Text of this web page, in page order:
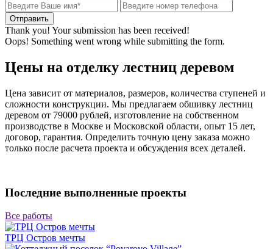
Thank you! Your submission has been received!
Oops! Something went wrong while submitting the form.
Цены на отделку лестниц деревом
Цена зависит от материалов, размеров, количества ступеней и
сложности конструкции. Мы предлагаем обшивку лестниц
деревом от 79000 рублей, изготовление на собственном
производстве в Москве и Московской области, опыт 15 лет,
договор, гарантия. Определить точную цену заказа можно
только после расчета проекта и обсуждения всех деталей.
Последние выполненные проекты
Все работы
ТРЦ Остров мечты